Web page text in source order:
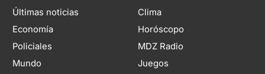
Últimas noticias
Economía
Policiales
Mundo
Clima
Horóscopo
MDZ Radio
Juegos